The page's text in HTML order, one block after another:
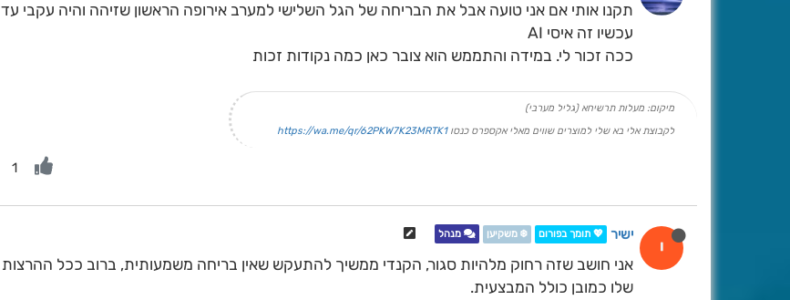
תקנו אותי אם אני טועה אבל את הבריחה של הגל השלישי למערב אירופה הראשון שזיהה והיה עקבי עד
עכשיו זה איסי AI
ככה זכור לי. במידה והתממש הוא צובר כאן כמה נקודות זכות
מיקום: מעלות תרשיחא (גליל מערבי)
לקבוצת אלי בא שלי למוצרים שווים מאלי אקספרס כנסוhttps://wa.me/qr/62PKW7K23MRTK1
1
י ישיר 💖 תומך בפורום ❄️ משקיען מנהל
אני חושב שזה רחוק מלהיות סגור, הקנדי ממשיך להתעקש שאין בריחה משמעותית, ברוב ככל ההרצות
שלו כמובן כולל המבצעית.